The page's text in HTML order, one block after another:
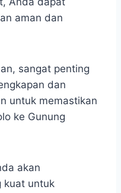
aman dan
sangat penting
dan
untuk memastikan
ke Gunung
akan
kuat untuk